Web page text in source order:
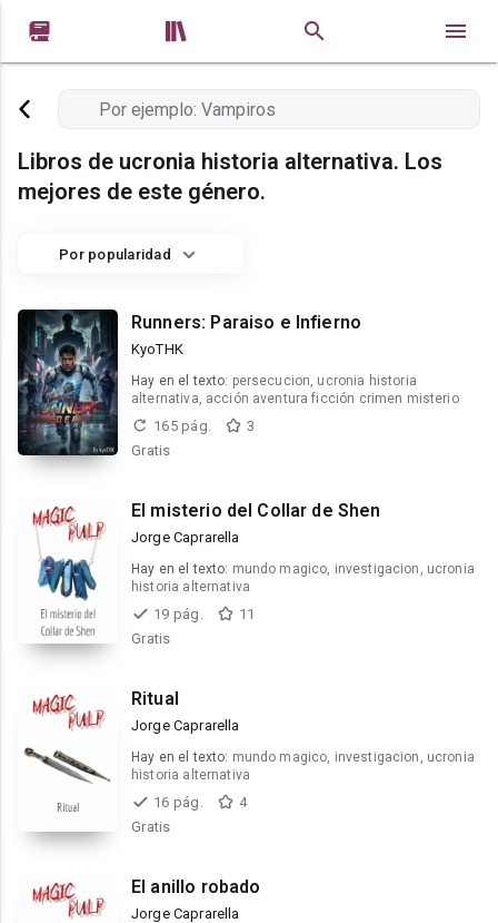
 
Libros de ucronia historia alternativa. Los
mejores de este género.
Por popularidad
Runners: Paraiso e Infierno
KyoTHK
Hay en el texto: persecucion, ucronia historia
alternativa, acción aventura ficción crimen misterio
165 pág.
3
Gratis
El misterio del Collar de Shen
Jorge Caprarella
Hay en el texto: mundo magico, investigacion, ucronia
historia alternativa
19 pág.
11
Gratis
Ritual
Jorge Caprarella
Hay en el texto: mundo magico, investigacion, ucronia
historia alternativa
16 pág.
4
Gratis
El anillo robado
Jorge Caprarella